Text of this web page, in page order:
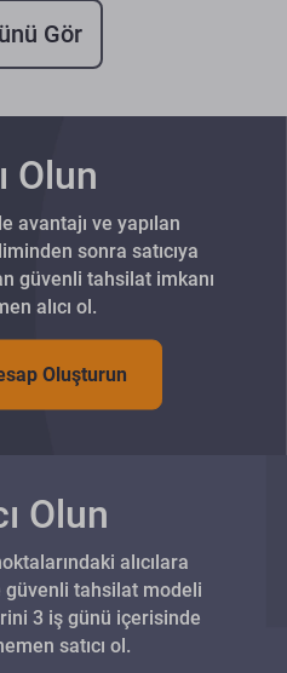
Gör
Olun
avantajı ve yapılan
sonra satıcıya
güvenli tahsilat imkanı
alıcı ol.
Oluşturun
Olun
alıcılara
güvenli tahsilat modeli
3 iş günü içerisinde
satıcı ol.